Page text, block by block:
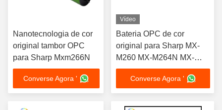
Nanotecnologia de cor
original tambor OPC
para Sharp Mxm266N
Converse Agora '
Vídeo
Bateria OPC de cor
original para Sharp MX-
M260 MX-M264N MX-
M266N MX-M310 MX-
M314N MX-M356N
Converse Agora '